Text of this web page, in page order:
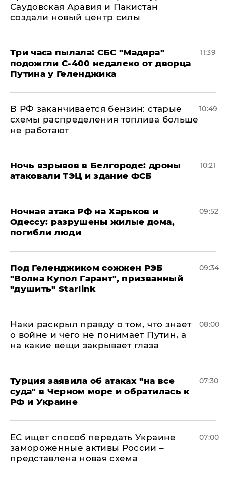
Саудовская Аравия и Пакистан
создали новый центр силы
Три часа пылала: СБС "Мадяра"
подожгли С-400 недалеко от дворца
Путина у Геленджика
11:39
​В РФ заканчивается бензин: старые
схемы распределения топлива больше
не работают
10:49
​Ночь взрывов в Белгороде: дроны
атаковали ТЭЦ и здание ФСБ
10:21
​Ночная атака РФ на Харьков и
Одессу: разрушены жилые дома,
погибли люди
09:52
Под Геленджиком сожжен РЭБ
"Волна Купол Гарант", призванный
"душить" Starlink
09:34
Наки раскрыл правду о том, что знает
о войне и чего не понимает Путин, а
на какие вещи закрывает глаза
08:00
Турция заявила об атаках "на все
суда" в Черном море и обратилась к
РФ и Украине
07:30
ЕС ищет способ передать Украине
замороженные активы России –
представлена новая схема
07:00